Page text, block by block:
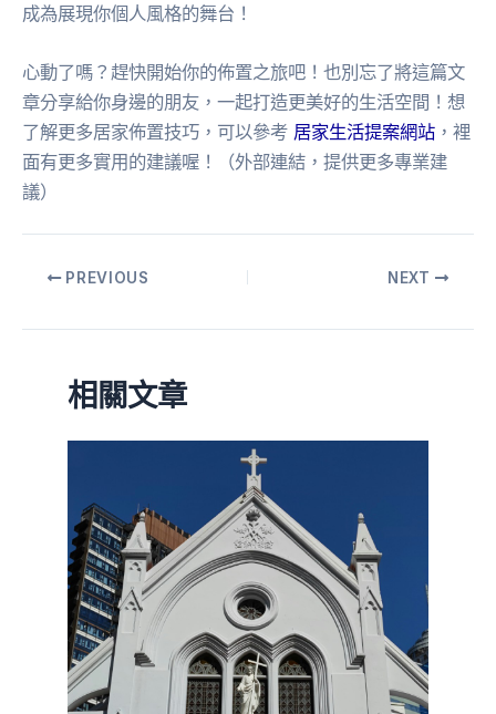
成為展現你個人風格的舞台！
心動了嗎？趕快開始你的佈置之旅吧！也別忘了將這篇文
章分享給你身邊的朋友，一起打造更美好的生活空間！想
了解更多居家佈置技巧，可以參考 居家生活提案網站 ，裡
面有更多實用的建議喔！（外部連結，提供更多專業建
議）
PREVIOUS NEXT
相關文章